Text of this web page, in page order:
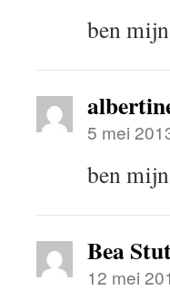
ben
5 mei
ben
Bea
12 mei